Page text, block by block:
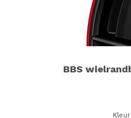
BBS
Kleur